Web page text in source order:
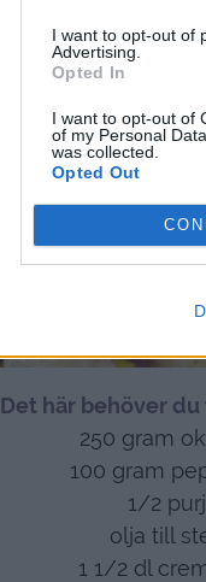
I want to opt-out of
Advertising.
Opted In
I want to opt-out of
of my Personal
was collected.
Opted Out
Det här behöver
250 gram
100 gram
1/2
olja till
1 1/2 dl